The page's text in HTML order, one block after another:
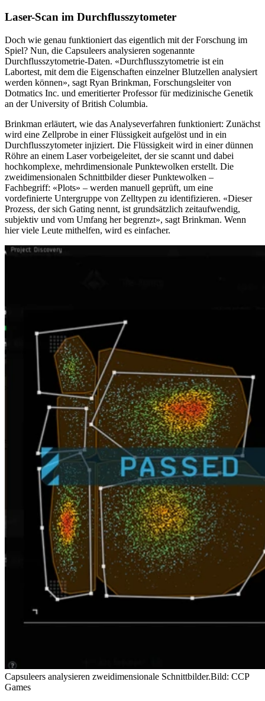
Laser-Scan im Durchflusszytometer
Doch wie genau funktioniert das eigentlich mit der Forschung im
Spiel? Nun, die Capsuleers analysieren sogenannte
Durchflusszytometrie-Daten. «Durchflusszytometrie ist ein
Labortest, mit dem die Eigenschaften einzelner Blutzellen analysiert
werden können», sagt Ryan Brinkman, Forschungsleiter von
Dotmatics Inc. und emeritierter Professor für medizinische Genetik
an der University of British Columbia.
Brinkman erläutert, wie das Analyseverfahren funktioniert: Zunächst
wird eine Zellprobe in einer Flüssigkeit aufgelöst und in ein
Durchflusszytometer injiziert. Die Flüssigkeit wird in einer dünnen
Röhre an einem Laser vorbeigeleitet, der sie scannt und dabei
hochkomplexe, mehrdimensionale Punktewolken erstellt. Die
zweidimensionalen Schnittbilder dieser Punktewolken –
Fachbegriff: «Plots» – werden manuell geprüft, um eine
vordefinierte Untergruppe von Zelltypen zu identifizieren. «Dieser
Prozess, der sich Gating nennt, ist grundsätzlich zeitaufwendig,
subjektiv und vom Umfang her begrenzt», sagt Brinkman. Wenn
hier viele Leute mithelfen, wird es einfacher.
Capsuleers analysieren zweidimensionale Schnittbilder.Bild: CCP
Games